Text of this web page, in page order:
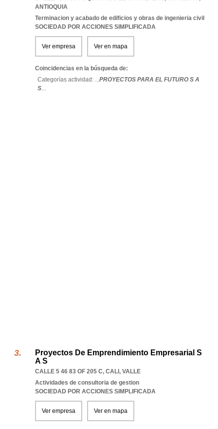
ANTIOQUIA
Terminacion y acabado de edificios y obras de ingenieria civil
SOCIEDAD POR ACCIONES SIMPLIFICADA
Ver empresa Ver en mapa
Coincidencias en la búsqueda de:
Categorías actividad: ...PROYECTOS PARA EL FUTURO S A
S...
Proyectos De Emprendimiento Empresarial S
A S
CALLE 5 46 83 OF 205 C, CALI , VALLE
Actividades de consultoria de gestion
SOCIEDAD POR ACCIONES SIMPLIFICADA
Ver empresa Ver en mapa